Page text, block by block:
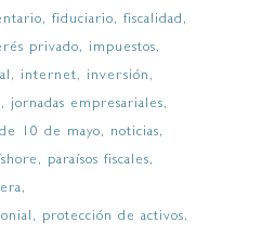
fiduciario
fiscalidad
privado
impuestos
internet
inversión
jornadas empresariales
10 de mayo
noticias
paraísos fiscales
protección de activos